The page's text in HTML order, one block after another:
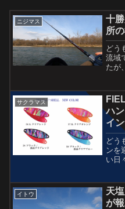
ニジマス
十
所
どう
流域
たが
が
て
床し
うに
サクラマス
ハ
イ
どう
ンを
い日
ィ
を
トた
うで
イトウ
天
が